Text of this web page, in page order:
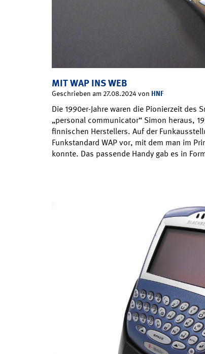
MIT WAP INS WEB
Geschrieben am 27.08.2024 von HNF
Die 1990er-Jahre waren die Pionierzeit des
„personal communicator“ Simon heraus,
finnischen Herstellers. Auf der
Funkstandard WAP vor, mit dem man im
konnte. Das passende Handy gab es in